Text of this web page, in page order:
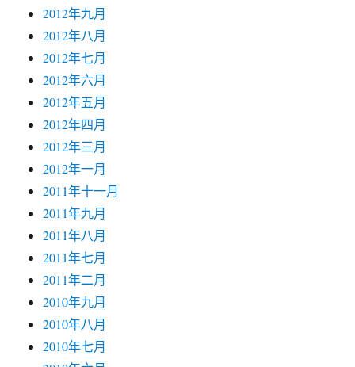
2012年九月
2012年八月
2012年七月
2012年六月
2012年五月
2012年四月
2012年三月
2012年一月
2011年十一月
2011年九月
2011年八月
2011年七月
2011年二月
2010年九月
2010年八月
2010年七月